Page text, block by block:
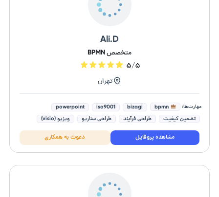
Ali.D
متخصص BPMN
۵/۵
تهران
مهارت‌ها: bpmn
bizagi
iso9001
powerpoint
تضمین کیفیت
طراحی فرآیند طراحی سناریو
ویزیو (visio)
visual paradigm
طرح ریزی iso9001
مشاهده پروفایل دعوت به همکاری